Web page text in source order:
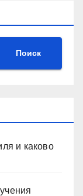
Поиск
и каково